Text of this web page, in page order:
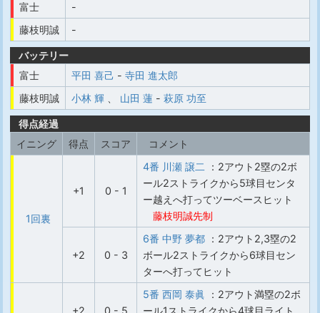
富士
-
藤枝明誠
-
バッテリー
富士
平田 喜己 - 寺田 進太郎
藤枝明誠
小林 輝 山田 蓮 - 萩原 功至
得点経過
イニング
得点 スコア コメント
1回裏
+1 0 - 1
4番 川瀬 譲二
：2アウト2塁の2ボ
ール2ストライクから5球目センタ
ー越えへ打ってツーベースヒット
藤枝明誠先制
+2 0 - 3
6番 中野 夢都 ：2アウト2,3塁の2
ボール2ストライクから6球目セン
ターへ打ってヒット
+2 0 - 5
5番 西岡 泰眞 ：2アウト満塁の2ボ
ール1ストライクから4球目ライト